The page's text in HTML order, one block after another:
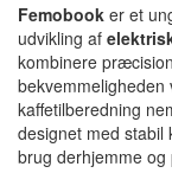
Femobook er et
udvikling af
kombinere
bekvemmeligheden
kaffetilberedning
designet med
brug derhjemme